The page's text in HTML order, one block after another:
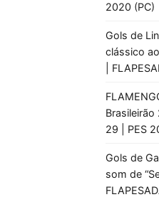
2020 (PC)
Gols de
clássico
|
Brasileirão
29 | PES
Gols de
som de